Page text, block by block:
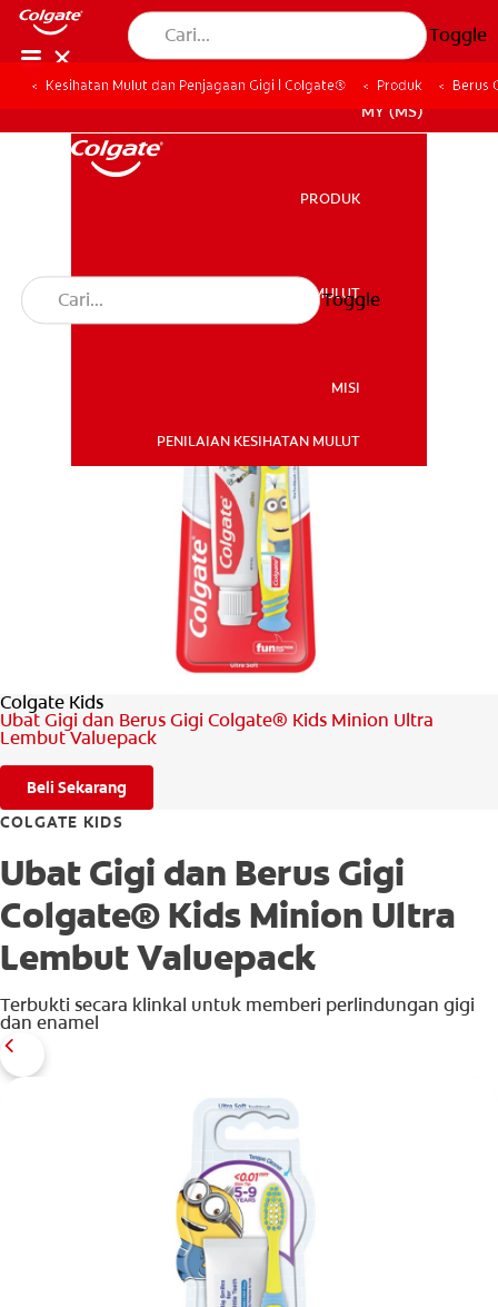
Toggle
PENILAIAN KESIHATAN MULUT
MY (MS)
PRODUK
KESIHATAN MULUT
MISI
PENILAIAN KESIHATAN MULUT
Toggle
Kesihatan Mulut dan Penjagaan Gigi | Colgate® Produk Berus
Colgate Kids
Ubat Gigi dan Berus Gigi Colgate® Kids Minion Ultra
Lembut Valuepack
Beli Sekarang
COLGATE KIDS
Ubat Gigi dan Berus Gigi
Colgate® Kids Minion Ultra
Lembut Valuepack
Terbukti secara klinkal untuk memberi perlindungan gigi
dan enamel